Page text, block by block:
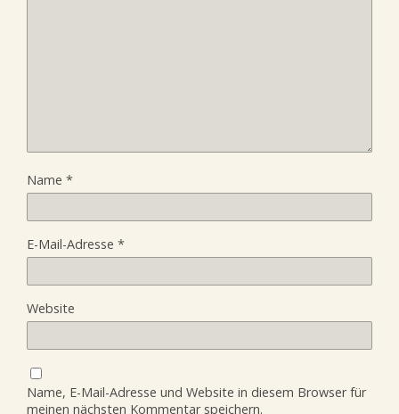
Name *
E-Mail-Adresse *
Website
Name, E-Mail-Adresse und Website in diesem Browser für
meinen nächsten Kommentar speichern.